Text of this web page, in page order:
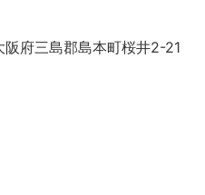
阪府三島郡島本町桜井2-21